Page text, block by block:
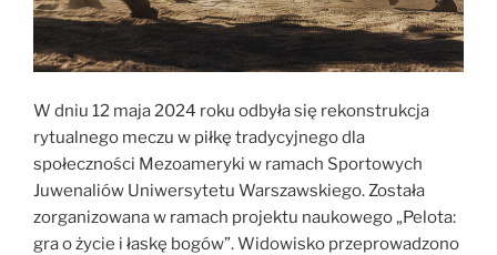
W dniu 12 maja 2024 roku odbyła się rekonstrukcja
rytualnego meczu w piłkę tradycyjnego dla
społeczności Mezoameryki w ramach Sportowych
Juwenaliów Uniwersytetu Warszawskiego. Została
zorganizowana w ramach projektu naukowego „Pelota:
gra o życie i łaskę bogów”. Widowisko przeprowadzono